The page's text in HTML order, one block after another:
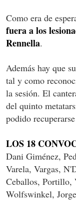
Como era de
fuera a los
Rennella.
Además hay que
tal y como
la sesión. El
del quinto
podido
LOS 18
Dani Giménez,
Varela, Vargas,
Ceballos, Portillo,
Wolfswinkel,